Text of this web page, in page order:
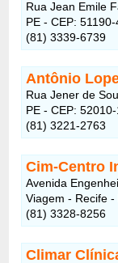
Rua Jean Emile
PE - CEP:
(81) 3339-6739
Antônio
Rua Jener de
PE - CEP:
(81) 3221-2763
Cim-Centro
Avenida
Viagem - Recife -
(81) 3328-8256
Climar